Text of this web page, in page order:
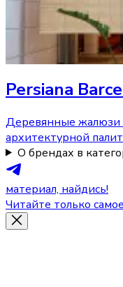
Persiana
Деревянные жалюзи
архитектурной
О брендах в
материал, найдись!
Читайте только